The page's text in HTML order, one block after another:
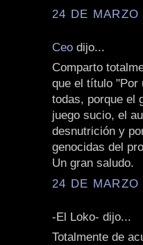
24 DE
Ceo dijo...
Comparto
que el título "Por
todas, porque el
juego sucio, el
desnutrición y
genocidas del
Un gran saludo.
24 DE
-El Loko- dijo...
Totalmente de